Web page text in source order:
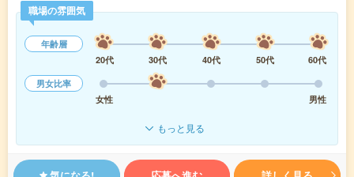
職場の雰囲気
年齢層
20代
30代 40代 50代
60代
男女比率
女性
男性
もっと見る